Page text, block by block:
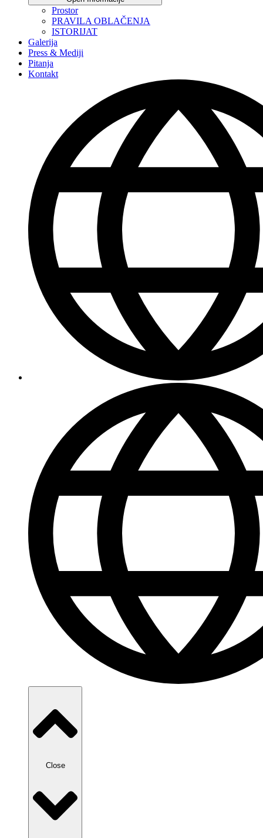
Prostor
PRAVILA OBLAČENJA
ISTORIJAT
Galerija
Press & Mediji
Pitanja
Kontakt
Close